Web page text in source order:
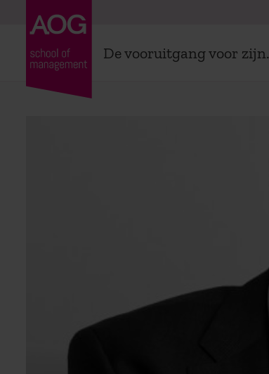
De vooruitgang voor zijn.